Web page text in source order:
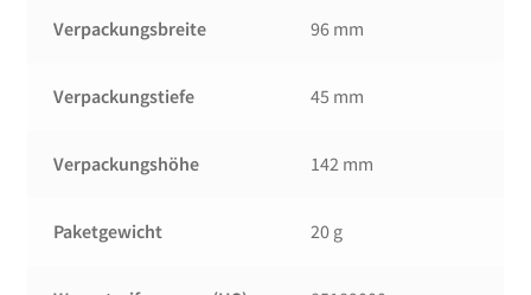
Verpackungsbreite 96 mm
Verpackungstiefe 45 mm
Verpackungshöhe 142 mm
Paketgewicht 20 g